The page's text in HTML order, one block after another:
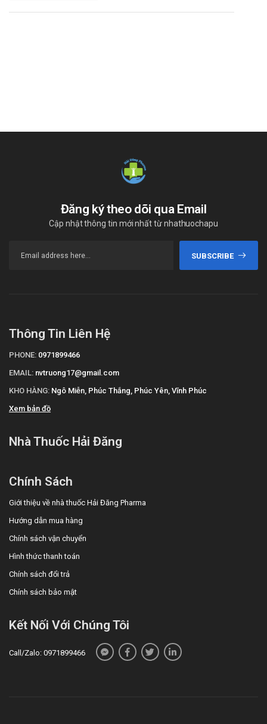
Đăng ký theo dõi qua Email
Cập nhật thông tin mới nhất từ nhathuochapu
SUBSCRIBE
Thông Tin Liên Hệ
PHONE: 0971899466
EMAIL: nvtruong17@gmail.com
KHO HÀNG: Ngô Miễn, Phúc Thắng, Phúc Yên, Vĩnh Phúc
Xem bản đồ
Nhà Thuốc Hải Đăng
Chính Sách
Giới thiệu về nhà thuốc Hải Đăng Pharma
Hướng dẫn mua hàng
Chính sách vận chuyển
Hình thức thanh toán
Chính sách đổi trả
Chính sách bảo mật
Kết Nối Với Chúng Tôi
Call/Zalo: 0971899466